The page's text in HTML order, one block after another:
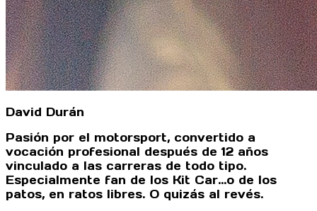
David Durán
Pasión por el motorsport, convertido a
vocación profesional después de 12 años
vinculado a las carreras de todo tipo.
Especialmente fan de los Kit Car...o de los
patos, en ratos libres. O quizás al revés.